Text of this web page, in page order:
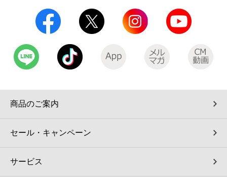
自転車シェアリング（店舗限定）
モバイルバッテリーシェアリング（店舗限定）
セブン-イレブンの歴史
商品のご案内
セール・キャンペーン
サービス